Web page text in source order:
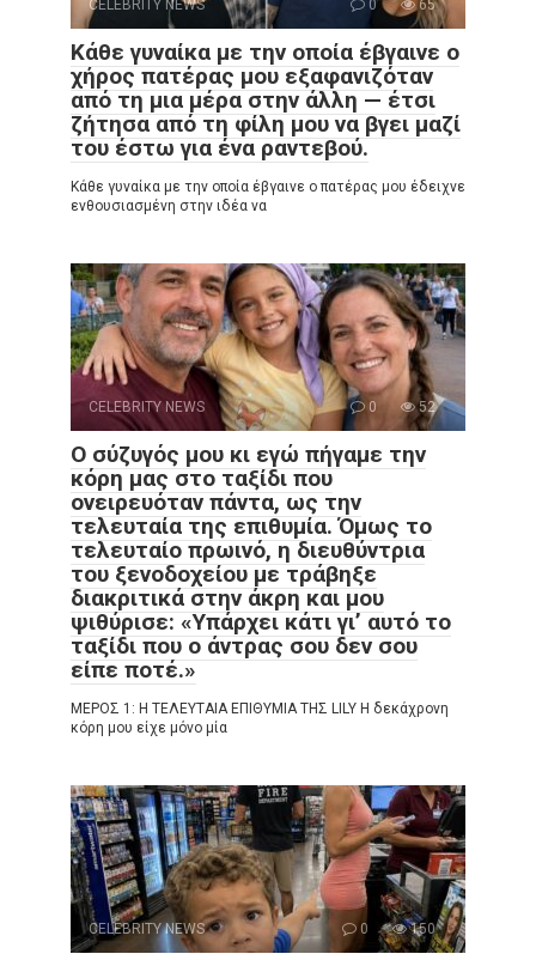
CELEBRITY NEWS 0 65
Κάθε γυναίκα με την οποία έβγαινε ο
χήρος πατέρας μου εξαφανιζόταν
από τη μια μέρα στην άλλη — έτσι
ζήτησα από τη φίλη μου να βγει μαζί
του έστω για ένα ραντεβού.
Κάθε γυναίκα με την οποία έβγαινε ο πατέρας μου έδειχνε
ενθουσιασμένη στην ιδέα να
CELEBRITY NEWS 0 52
Ο σύζυγός μου κι εγώ πήγαμε την
κόρη μας στο ταξίδι που
ονειρευόταν πάντα, ως την
τελευταία της επιθυμία. Όμως το
τελευταίο πρωινό, η διευθύντρια
του ξενοδοχείου με τράβηξε
διακριτικά στην άκρη και μου
ψιθύρισε: «Υπάρχει κάτι γι’ αυτό το
ταξίδι που ο άντρας σου δεν σου
είπε ποτέ.»
ΜΕΡΟΣ 1: Η ΤΕΛΕΥΤΑΙΑ ΕΠΙΘΥΜΙΑ ΤΗΣ LILY Η δεκάχρονη
κόρη μου είχε μόνο μία
CELEBRITY NEWS 0 150